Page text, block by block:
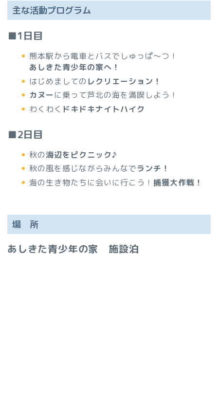
主な活動プログラム
■1日目
熊本駅から電車とバスでしゅっぱ～つ！
あしきた青少年の家へ！
はじめましての レクリエーション！
カヌー に乗って芦北の海を満喫しよう！
わくわく ドキドキナイトハイク
■2日目
秋の海辺をピクニック♪
秋の風を感じながらみんなでランチ！
海の生き物たちに会いに行こう！ 捕獲大作戦！
場 所
あしきた青少年の家 施設泊